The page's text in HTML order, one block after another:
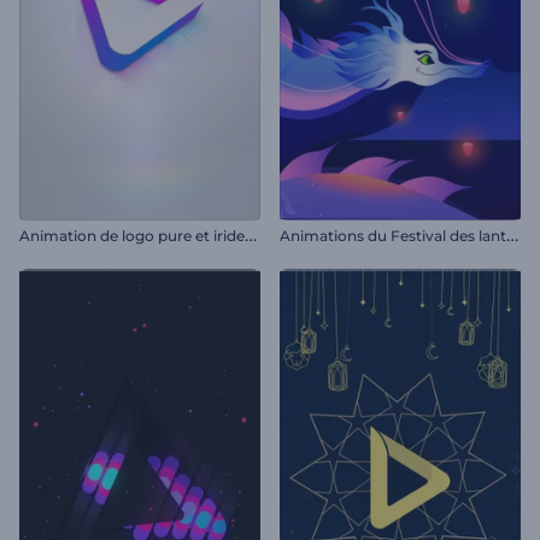
A
nimation de logo pure et iridescente A
nimations du Festival des lanternes